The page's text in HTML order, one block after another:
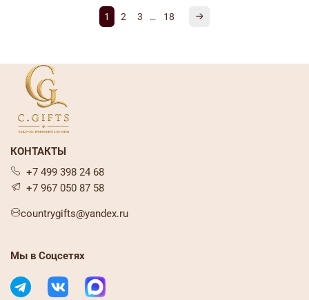
1 2 3 … 18
КОНТАКТЫ
+7 499 398 24 68
+7 967 050 87 58
countrygifts@yandex.ru
Мы в Соцсетях